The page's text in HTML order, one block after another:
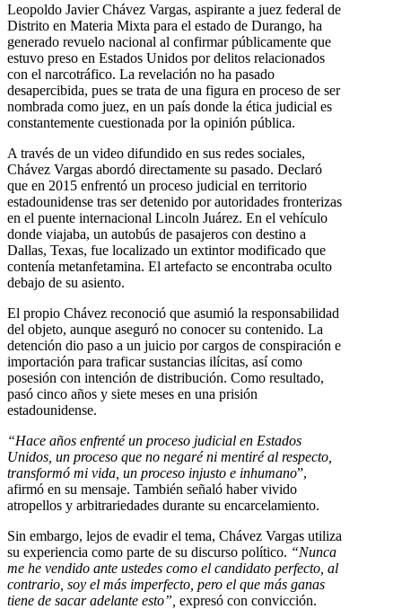
Leopoldo Javier Chávez Vargas, aspirante a juez federal de
Distrito en Materia Mixta para el estado de Durango, ha
generado revuelo nacional al confirmar públicamente que
estuvo preso en Estados Unidos por delitos relacionados
con el narcotráfico. La revelación no ha pasado
desapercibida, pues se trata de una figura en proceso de ser
nombrada como juez, en un país donde la ética judicial es
constantemente cuestionada por la opinión pública.
A través de un video difundido en sus redes sociales,
Chávez Vargas abordó directamente su pasado. Declaró
que en 2015 enfrentó un proceso judicial en territorio
estadounidense tras ser detenido por autoridades fronterizas
en el puente internacional Lincoln Juárez. En el vehículo
donde viajaba, un autobús de pasajeros con destino a
Dallas, Texas, fue localizado un extintor modificado que
contenía metanfetamina. El artefacto se encontraba oculto
debajo de su asiento.
El propio Chávez reconoció que asumió la responsabilidad
del objeto, aunque aseguró no conocer su contenido. La
detención dio paso a un juicio por cargos de conspiración e
importación para traficar sustancias ilícitas, así como
posesión con intención de distribución. Como resultado,
pasó cinco años y siete meses en una prisión
estadounidense.
“Hace años enfrenté un proceso judicial en Estados
Unidos, un proceso que no negaré ni mentiré al respecto,
transformó mi vida, un proceso injusto e inhumano”,
afirmó en su mensaje. También señaló haber vivido
atropellos y arbitrariedades durante su encarcelamiento.
Sin embargo, lejos de evadir el tema, Chávez Vargas utiliza
su experiencia como parte de su discurso político. “Nunca
me he vendido ante ustedes como el candidato perfecto, al
contrario, soy el más imperfecto, pero el que más ganas
tiene de sacar adelante esto”, expresó con convicción.